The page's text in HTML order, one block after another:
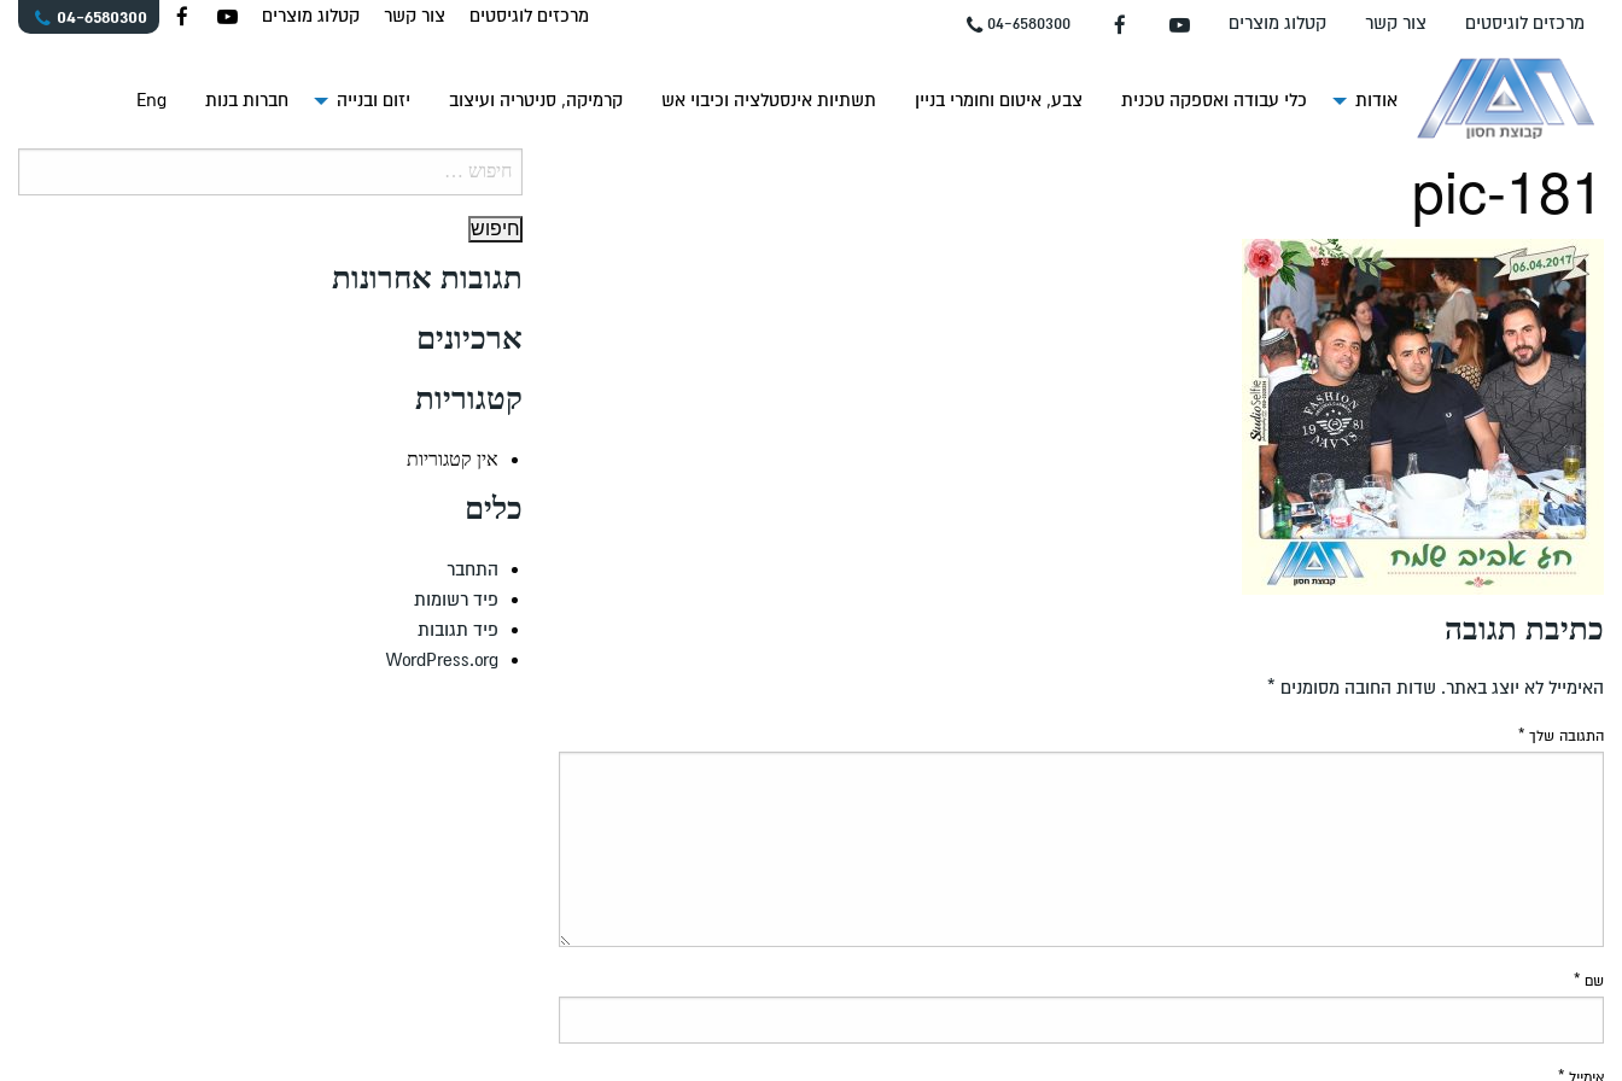
העמוד
מרכזים לוגיסטים צור קשר קטלוג מוצרים 04-6580300 מרכזים לוגיסטים צור קשר קטלוג מוצרים 04-6580300
אודות כלי עבודה ואספקה טכנית צבע, איטום וחומרי בניין תשתיות אינסטלציה וכיבוי אש קרמיקה, סניטריה ועיצוב יזום ובנייה חברות בנות Eng
pic-181
כתיבת תגובה
האימייל לא יוצג באתר. שדות החובה מסומנים *
התגובה שלך *
שם *
תגובות אחרונות
ארכיונים
קטגוריות
אין קטגוריות
כלים
התחבר
פיד רשומות
פיד תגובות
WordPress.org